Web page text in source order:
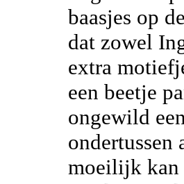
baasjes op
dat zowel
extra
een beetje
ongewild
moeilijk kan